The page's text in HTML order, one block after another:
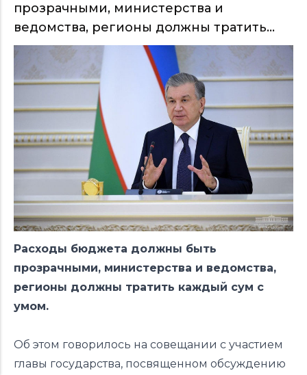
прозрачными, министерства и
ведомства, регионы должны тратить...
Расходы бюджета должны быть
прозрачными, министерства и ведомства,
регионы должны тратить каждый сум с
умом.
Об этом говорилось на совещании с участием
главы государства, посвященном обсуждению